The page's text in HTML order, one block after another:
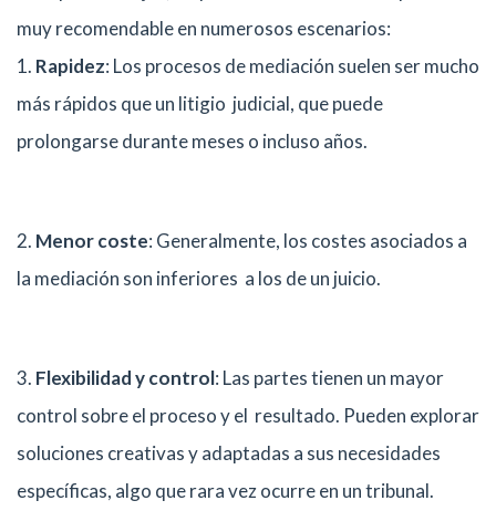
muy recomendable en numerosos escenarios:
1. Rapidez: Los procesos de mediación suelen ser mucho
más rápidos que un litigio judicial, que puede
prolongarse durante meses o incluso años.
2. Menor coste: Generalmente, los costes asociados a
la mediación son inferiores a los de un juicio.
3. Flexibilidad y control: Las partes tienen un mayor
control sobre el proceso y el resultado. Pueden explorar
soluciones creativas y adaptadas a sus necesidades
específicas, algo que rara vez ocurre en un tribunal.